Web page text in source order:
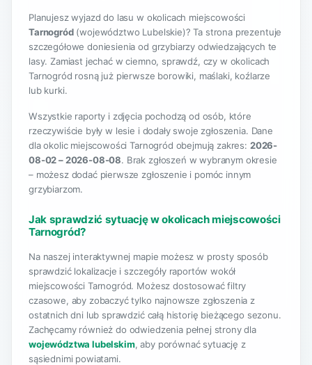
Planujesz wyjazd do lasu w okolicach miejscowości
Tarnogród(województwo Lubelskie)? Ta strona prezentuje
szczegółowe doniesienia od grzybiarzy odwiedzających te
lasy. Zamiast jechać w ciemno, sprawdź, czy w okolicach
Tarnogród rosną już pierwsze borowiki, maślaki, koźlarze
lub kurki.
Wszystkie raporty i zdjęcia pochodzą od osób, które
rzeczywiście były w lesie i dodały swoje zgłoszenia. Dane
dla okolic miejscowości Tarnogród obejmują zakres: 2026-
08-02 – 2026-08-08. Brak zgłoszeń w wybranym okresie
– możesz dodać pierwsze zgłoszenie i pomóc innym
grzybiarzom.
Jak sprawdzić sytuację w okolicach miejscowości
Tarnogród?
Na naszej interaktywnej mapie możesz w prosty sposób
sprawdzić lokalizacje i szczegóły raportów wokół
miejscowości Tarnogród. Możesz dostosować filtry
czasowe, aby zobaczyć tylko najnowsze zgłoszenia z
ostatnich dni lub sprawdzić całą historię bieżącego sezonu.
Zachęcamy również do odwiedzenia pełnej strony dla
województwa lubelskim, aby porównać sytuację z
sąsiednimi powiatami.